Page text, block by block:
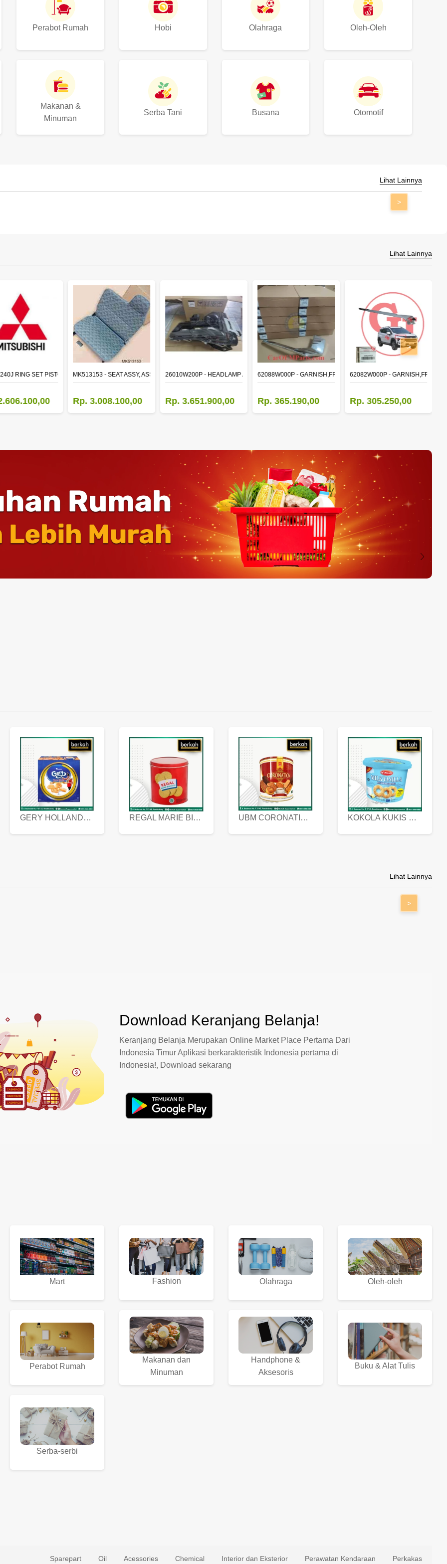
Perabot Rumah Hobi Olahraga Oleh-Oleh
Makanan &
Minuman
Serba Tani Busana Otomotif
Lihat Lainnya
>
Lihat Lainnya
LHRING SET PISTON STDMK513153 - SEAT ASSY, ASSISTANT
Rp. 3.008.100,00
26010W200P - HEADLAMP ASSY,RH
Rp. 3.651.900,00
62088W000P - GARNISH,FR BUMPER SIDE
Rp. 365.190,00
62082W000P - GARNISH,FR
Rp. 305.250,00
>
GERY HOLLANDA BUTTER COOKIES 450 GRAM REGAL MARIE BISCUIT KALENG 550 GRAM UBM CORONATION ASSORTED BISKUIT KALENG 450 GRAM KOKOLA KUKIS HYGIENIC MILK VANILLA PACK 320 GR
Lihat Lainnya
>
Download Keranjang Belanja!
Keranjang Belanja Merupakan Online Market Place Pertama Dari
Indonesia Timur Aplikasi berkarakteristik Indonesia pertama di
Indonesia!, Download sekarang
Mart Fashion Olahraga Oleh-oleh
Perabot Rumah
Makanan dan
Minuman
Handphone &
Aksesoris
Buku & Alat Tulis
Serba-serbi
Sparepart Oil Acessories Chemical Interior dan Eksterior Perawatan Kendaraan Perkakas